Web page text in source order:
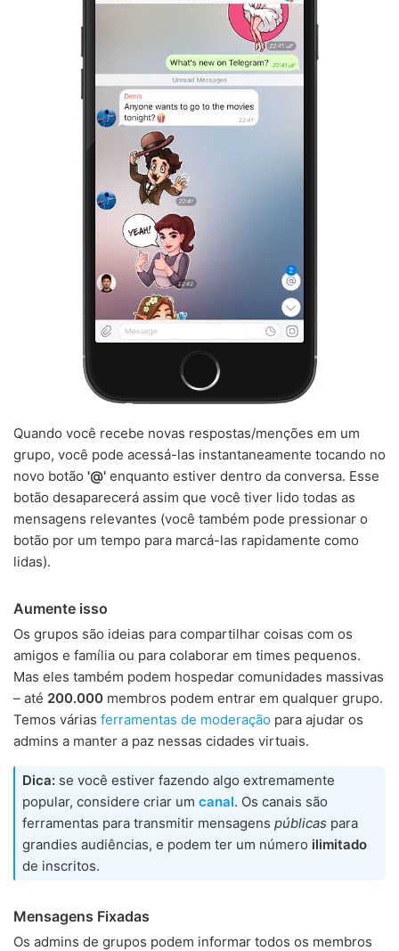
Quando você recebe novas respostas/menções em um
grupo, você pode acessá-las instantaneamente tocando no
novo botão '@' enquanto estiver dentro da conversa. Esse
botão desaparecerá assim que você tiver lido todas as
mensagens relevantes (você também pode pressionar o
botão por um tempo para marcá-las rapidamente como
lidas).
Aumente isso
Os grupos são ideias para compartilhar coisas com os
amigos e família ou para colaborar em times pequenos.
Mas eles também podem hospedar comunidades massivas
– até 200.000 membros podem entrar em qualquer grupo.
Temos várias ferramentas de moderação para ajudar os
admins a manter a paz nessas cidades virtuais.
Dica: se você estiver fazendo algo extremamente
popular, considere criar um canal. Os canais são
ferramentas para transmitir mensagens públicas para
grandies audiências, e podem ter um número ilimitado
de inscritos.
Mensagens Fixadas
Os admins de grupos podem informar todos os membros